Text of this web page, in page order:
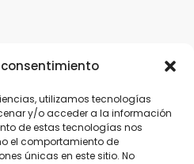
utilizamos tecnologías
y/o acceder a la información
de estas tecnologías nos
el comportamiento de
únicas en este sitio. No